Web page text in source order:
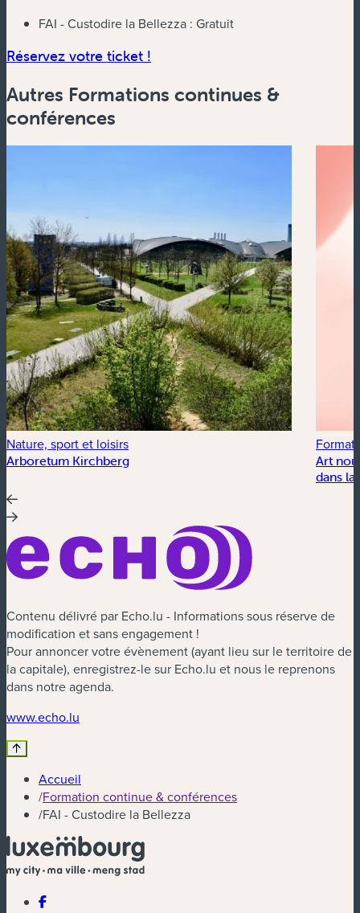
FAI - Custodire la Bellezza : Gratuit
Réservez votre ticket !
Autres Formations continues &
conférences
Nature, sport et loisirs
Arboretum Kirchberg
Art
dans
Contenu délivré par Echo.lu - Informations sous réserve de
modification et sans engagement !
Pour annoncer votre évènement (ayant lieu sur le territoire de
la capitale), enregistrez-le sur Echo.lu et nous le reprenons
dans notre agenda.
www.echo.lu
Accueil
/Formation continue & conférences
/FAI - Custodire la Bellezza